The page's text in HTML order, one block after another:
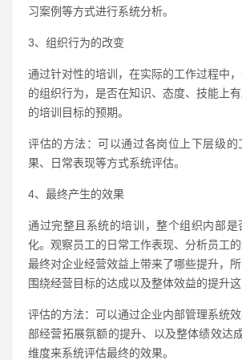
习案例等方式进行系统分析。
3、组织行为的改变
通过针对性的培训，在实际的工作过程中
的组织行为，是否在知识、态度、技能上
的培训目标的预期。
评估的方法：可以通过各岗位上下层级的
果、日常表现等方式系统评估。
4、最终产生的效果
通过完整且系统的培训，整个组织内部是
化。观察员工的日常工作表现、分析员工
最终对企业经营效益上带来了哪些提升，
围绕经营目标的达成以及整体效益的提升这
评估的方法：可以通过企业内部管理系统
部经营拓展氛额的提升、以及整体绩效达
维度来系统评估最终的效果。